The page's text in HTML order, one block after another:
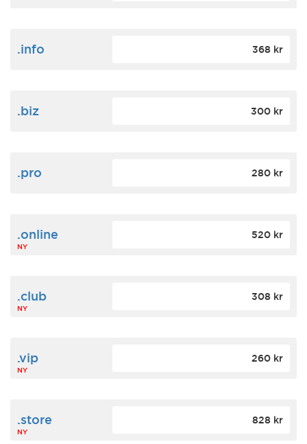
.info 368 kr
.biz 300 kr
.pro 280 kr
.online
NY
520 kr
.club
NY
308 kr
.vip
NY
260 kr
.store
NY
828 kr